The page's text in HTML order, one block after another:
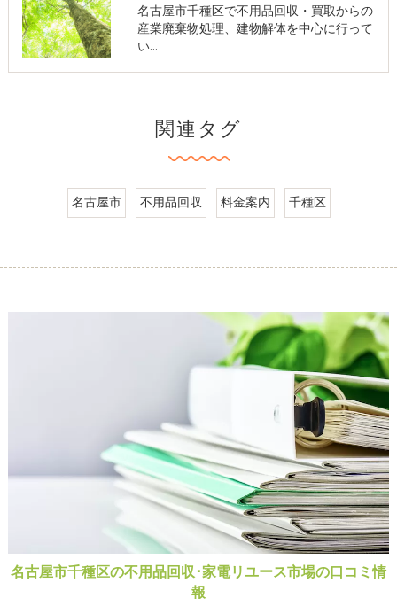
名古屋市千種区で不用品回収・買取からの
産業廃棄物処理、建物解体を中心に行って
い…
関連タグ
名古屋市 不用品回収 料金案内 千種区
名古屋市千種区の不用品回収･家電リユース市場の口コミ情
報